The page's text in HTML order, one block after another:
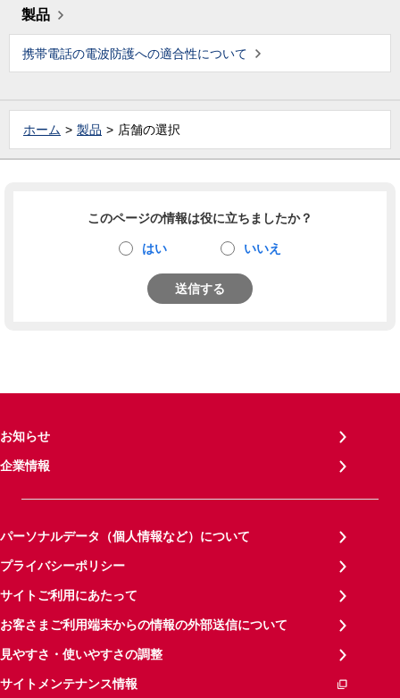
製品
携帯電話の電波防護への適合性について
ホーム 製品 店舗の選択
このページの情報は役に立ちましたか？
はい いいえ
送信する
お知らせ
企業情報
パーソナルデータ（個人情報など）について
プライバシーポリシー
サイトご利用にあたって
お客さまご利用端末からの情報の外部送信について
見やすさ・使いやすさの調整
サイトメンテナンス情報